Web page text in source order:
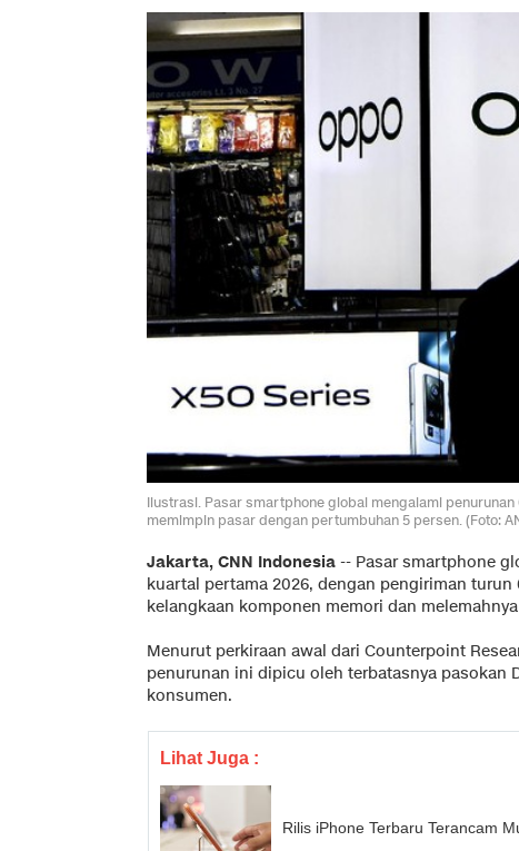
Ilustrasi. Pasar smartphone global mengalami
memimpin pasar dengan pertumbuhan 5 persen. (Foto:
Jakarta, CNN Indonesia -- Pasar smartphone
kuartal pertama 2026, dengan pengiriman
kelangkaan komponen memori dan
Menurut perkiraan awal dari Counterpoint
penurunan ini dipicu oleh terbatasnya pasokan
konsumen.
Lihat Juga :
Rilis iPhone Terbaru Terancam